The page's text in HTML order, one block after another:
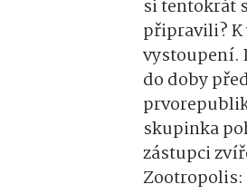
si tentokrát
připravili? K
vystoupení.
do doby
skupinka
zástupci
Zootropolis: